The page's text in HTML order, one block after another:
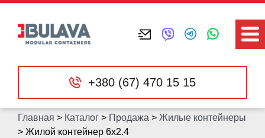
+380 (67) 470 15 15
Главная > Каталог > Продажа > Жилые контейнеры
> Жилой контейнер 6х2.4